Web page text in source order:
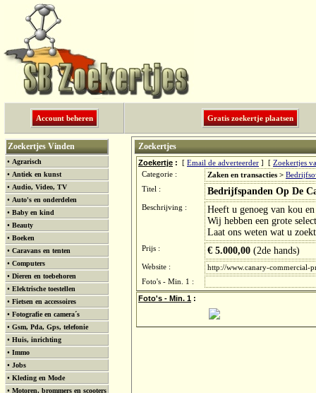
Account beheren Gratis zoekertje plaatsen
Zoekertjes Vinden
• Agrarisch
• Antiek en kunst
• Audio, Video, TV
• Auto's en onderdelen
• Baby en kind
• Beauty
• Boeken
• Caravans en tenten
• Computers
• Dieren en toebehoren
• Elektrische toestellen
• Fietsen en accessoires
• Fotografie en camera´s
• Gsm, Pda, Gps, telefonie
• Huis, inrichting
• Immo
• Jobs
• Kleding en Mode
• Motoren, brommers en scooters
Zoekertjes
Zoekertje : [ Email de adverteerder ] [ Zoekertjes
Categorie :
Zaken en transacties >
Titel :
Bedrijfspanden Op De
Beschrijving :
Heeft u genoeg van kou
Wij hebben een grote
Laat ons weten wat u
Prijs : € 5.000,00 (2de hands)
Website :
http://www.canary-commercial-
Foto's - Min. 1 :
Foto's - Min. 1 :